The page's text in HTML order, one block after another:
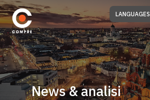
LANGUAGES
News & analisi